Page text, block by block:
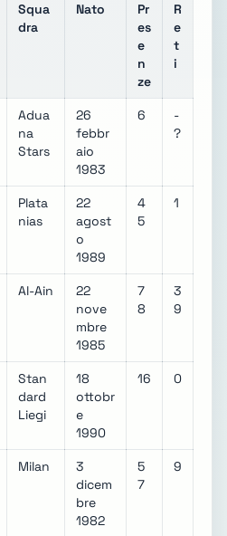
Squa
dra
Nato
Pr
es
e
n
ze
R
e
t
i
Adua
na
Stars
26
febbr
aio
1983
6
-
?
Plata
nias
22
agost
o
1989
4
5
1
Al-Ain
22
nove
mbre
1985
7
8
3
9
Stan
dard
Liegi
18
ottobr
e
1990
16 0
Milan
3
dicem
bre
1982
5
7
9